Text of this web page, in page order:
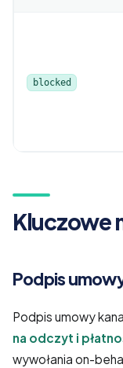
blocked
Kluczowe
Podpis
Podpis umowy
na odczyt i
wywołania on-